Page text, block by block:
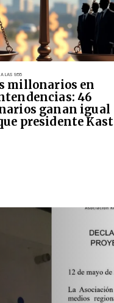
A LAS 9:55
millonarios en
46
ganan igual
presidente Kast